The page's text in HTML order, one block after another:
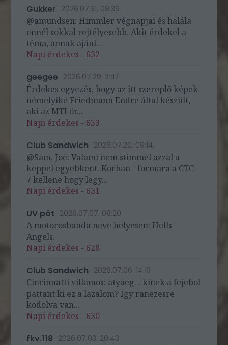
Gukker 2026.07.31. 08:39
@amundsen: Himmler végnapjai és halála
ennél sokkal rejtélyesebb. Akit érdekel a
téma, annak ajánl...
Napi érdekes - 632
geegee 2026.07.29. 21:17
Érdekes egyezés, hogy az itt szereplő képek
némelyike Friedmann Endre által készült,
aki az MTI ör...
Napi érdekes - 633
Club Sandwich 2026.07.20. 09:14
@Sam. Joe: Valami nem stimmel azzal a
keppel egyebkent. Korban - formara a CTC-
7 kellene hogy legy...
Napi érdekes - 631
UV pót 2026.07.07. 08:20
A motorosbanda neve helyesen: Hells
Angels.
Napi érdekes - 628
Club Sandwich 2026.07.06. 14:13
Cincinnatti villamos: atyaeg... kinek a fejebol
pattant ki ez a lazalom? Igy ranezesre
kodolva van...
Napi érdekes - 630
fkv.118 2026.07.03. 20:43